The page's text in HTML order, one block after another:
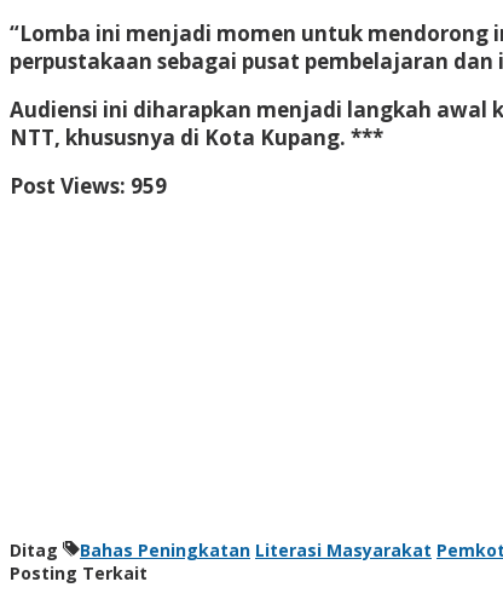
“Lomba ini menjadi momen untuk
perpustakaan sebagai pusat pembelajaran
Audiensi ini diharapkan menjadi langkah awal
NTT, khususnya di Kota Kupang. ***
Post Views: 959
Ditag Bahas Peningkatan Literasi Masyarakat
Posting Terkait